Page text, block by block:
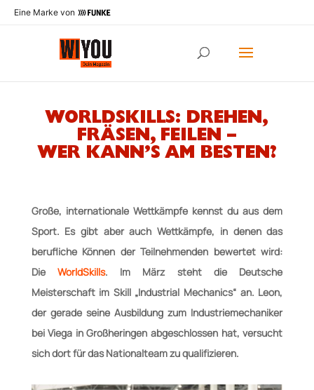
Eine Marke von
WORLDSKILLS: DREHEN,
FRÄSEN, FEILEN –
WER KANN’S AM BESTEN?
Große, internationale Wettkämpfe kennst du aus dem
Sport. Es gibt aber auch Wettkämpfe, in denen das
berufliche Können der Teilnehmenden bewertet wird:
DieWorldSkills. Im März steht die Deutsche
Meisterschaft im Skill „Industrial Mechanics“ an. Leon,
der gerade seine Ausbildung zum Industriemechaniker
bei Viega in Großheringen abgeschlossen hat, versucht
sich dort für das Nationalteam zu qualifizieren.